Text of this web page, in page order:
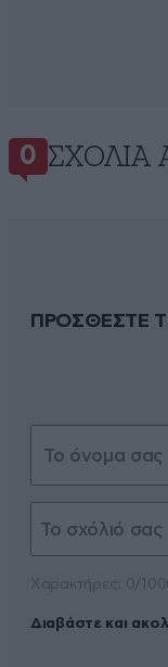
0
ΠΡΟΣΘΕΣΤΕ
Διαβάστε και